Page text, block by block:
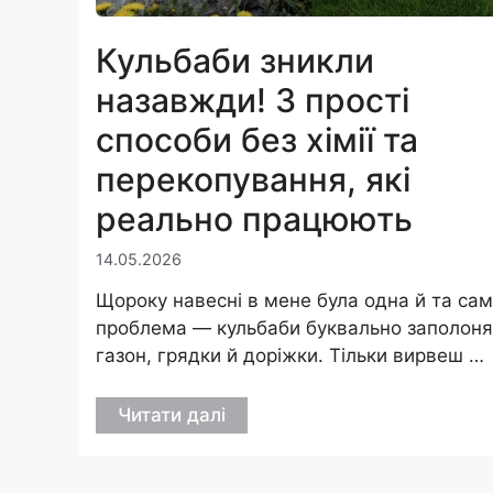
Кульбаби зникли
назавжди! 3 прості
способи без хімії та
перекопування, які
реально працюють
14.05.2026
Щороку навесні в мене була одна й та
проблема — кульбаби буквально
газон, грядки й доріжки. Тільки вирвеш …
Читати далі